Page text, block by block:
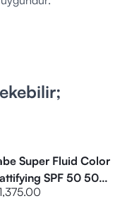
UVB ve mavi ışığa
edilmiştir.
cilt yüzeyinde
Super Fluid Color
SPF 50 50